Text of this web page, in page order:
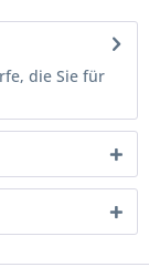
die Sie für